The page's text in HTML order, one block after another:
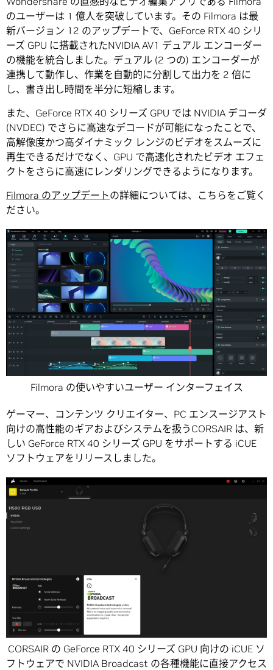
のユーザーは 1 億人を突破しています。その Filmora は最
新バージョン 12 のアップデートで、GeForce RTX 40 シリ
ーズ GPU に搭載されたNVIDIA AV1 デュアル エンコーダー
の機能を統合しました。デュアル (2 つの) エンコーダーが
連携して動作し、作業を自動的に分割して出力を 2 倍に
し、書き出し時間を半分に短縮します。
また、GeForce RTX 40 シリーズ GPU では NVIDIA デコーダ
(NVDEC) でさらに高速なデコードが可能になったことで、
高解像度かつ高ダイナミック レンジのビデオをスムーズに
再生できるだけでなく、GPU で高速化されたビデオ エフェ
クトをさらに高速にレンダリングできるようになります。
Filmora のアップデートの詳細については、こちらをご覧く
ださい。
Filmora の使いやすいユーザー インターフェイス
ゲーマー、コンテンツ クリエイター、PC エンスージアスト
向けの高性能のギアおよびシステムを扱うCORSAIR は、新
しい GeForce RTX 40 シリーズ GPU をサポートする iCUE
ソフトウェアをリリースしました。
CORSAIR の GeForce RTX 40 シリーズ GPU 向けの iCUE ソ
フトウェアで NVIDIA Broadcast の各種機能に直接アクセス